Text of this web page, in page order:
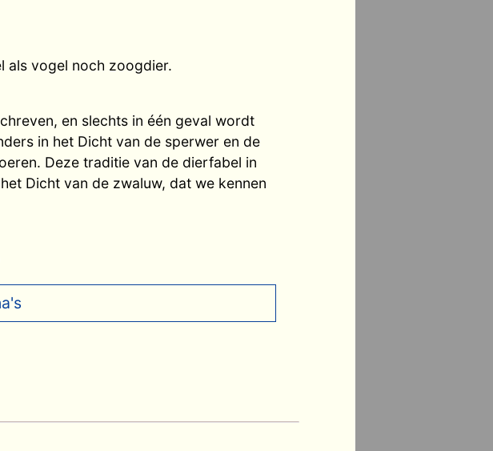
als vogel noch zoogdier.
en slechts in één geval wordt
in het Dicht van de sperwer en de
Deze traditie van de dierfabel in
Dicht van de zwaluw, dat we kennen